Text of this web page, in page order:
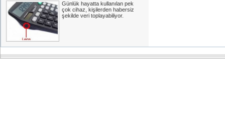
Günlük hayatta kullanılan pek
çok cihaz, kişilerden habersiz
şekilde veri toplayabiliyor.